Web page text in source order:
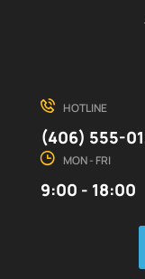
HOTLINE
(406) 555-
MON - FRI
9:00 - 18:00